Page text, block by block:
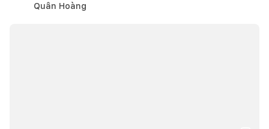
Quân Hoàng